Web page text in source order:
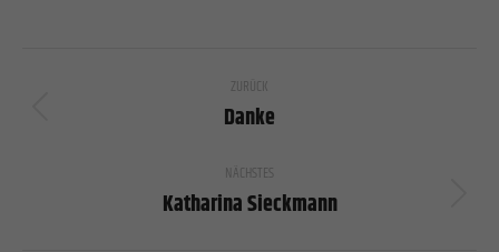
Kommentarnavigation
ZURÜCK
Vorheriger
Danke
NÄCHSTES
Nächster
Katharina Sieckmann